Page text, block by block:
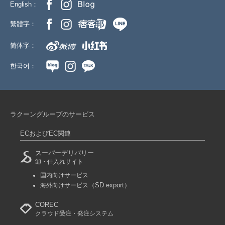
English：
繁體字：
简体字：
한국어：
ラクーングループのサービス
ECおよびEC関連
スーパーデリバリー
卸・仕入れサイト
国内向けサービス
海外向けサービス
（SD export）
COREC
クラウド受注・発注システム